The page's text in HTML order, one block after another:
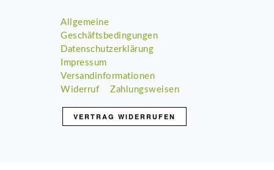
Allgemeine
Geschäftsbedingungen
Datenschutzerklärung
Impressum
Versandinformationen
Widerruf
Zahlungsweisen
VERTRAG WIDERRUFEN